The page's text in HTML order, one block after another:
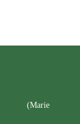
(Marie